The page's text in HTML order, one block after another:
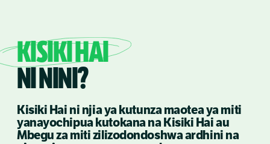
KISIKI HAI
NI NINI?
Kisiki Hai ni njia ya kutunza maotea ya miti
yanayochipua kutokana na Kisiki Hai au
Mbegu za miti zilizodondoshwa ardhini na